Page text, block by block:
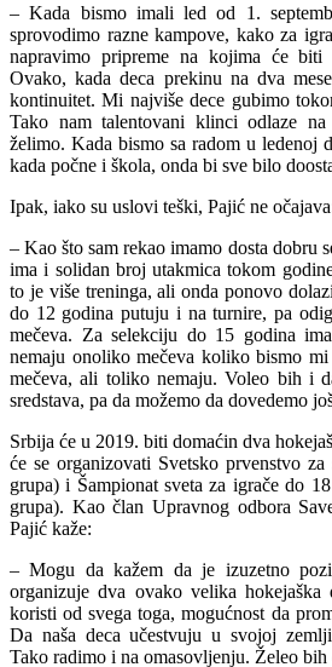
– Kada bismo imali led od 1.
sprovodimo razne kampove, kako za
napravimo pripreme na kojima će biti
Ovako, kada deca prekinu na dva
kontinuitet. Mi najviše dece gubimo
Tako nam talentovani klinci odlaze
želimo. Kada bismo sa radom u ledenoj
kada počne i škola, onda bi sve bilo
Ipak, iako su uslovi teški, Pajić ne
– Kao što sam rekao imamo dosta dobru
ima i solidan broj utakmica tokom
to je više treninga, ali onda ponovo
do 12 godina putuju i na turnire, pa
mečeva. Za selekciju do 15 godina
nemaju onoliko mečeva koliko bismo
mečeva, ali toliko nemaju. Voleo bih i
sredstava, pa da možemo da dovedemo
Srbija će u 2019. biti domaćin dva
će se organizovati Svetsko prvenstvo
grupa) i Šampionat sveta za igrače do
grupa). Kao član Upravnog odbora
Pajić kaže:
– Mogu da kažem da je izuzetno
organizuje dva ovako velika hokejaška
koristi od svega toga, mogućnost da
Da naša deca učestvuju u svojoj
Tako radimo i na omasovljenju. Želeo bih